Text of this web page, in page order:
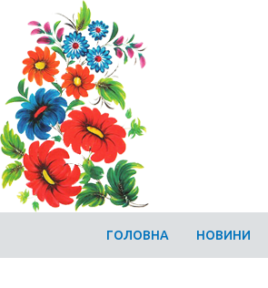
ГОЛОВНА НОВИНИ